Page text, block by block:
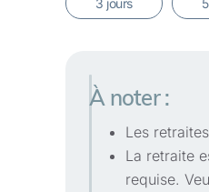
À noter :
Les
La retraite
requise.